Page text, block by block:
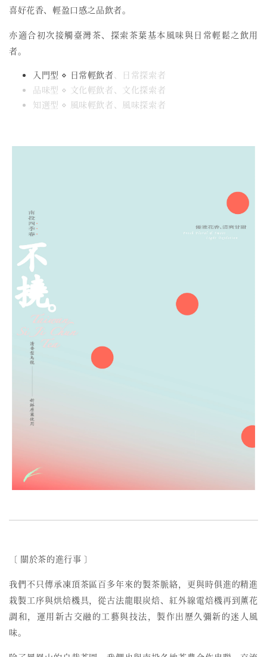
喜好花香、輕盈口感之品飲者。
亦適合初次接觸臺灣茶、探索茶葉基本風味與日常輕鬆之飲用
者。
入門型 ⋄ 日常輕飲者、日常探索者
品味型 ⋄ 文化輕飲者、文化探索者
知選型 ⋄ 風味輕飲者、風味探索者
〔 關於茶的進行事 〕
我們不只傳承凍頂茶區百多年來的製茶脈絡，更與時俱進的精進
栽製工序與烘焙機具，從古法龍眼炭焙、紅外線電焙機再到薰花
調和，運用新古交融的工藝與技法，製作出歷久彌新的迷人風
味。